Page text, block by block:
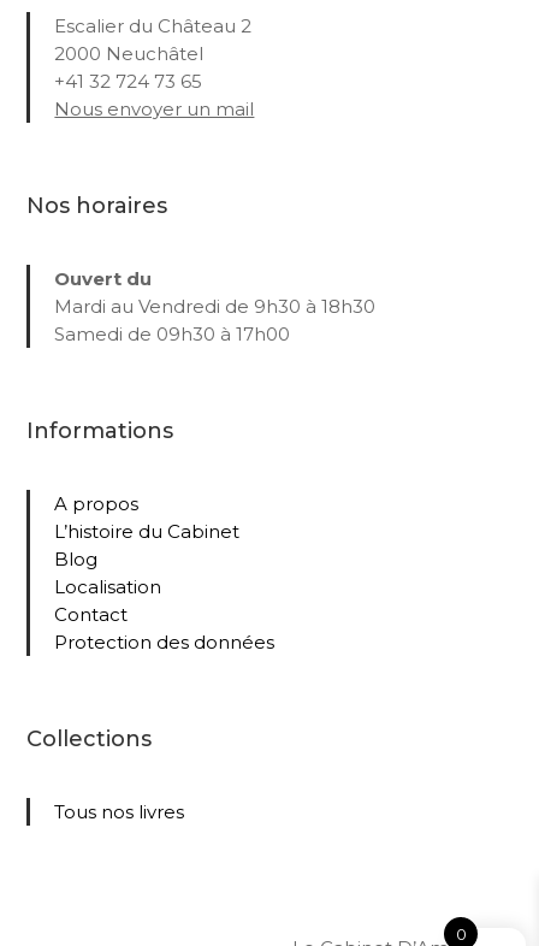
Escalier du Château 2
2000 Neuchâtel
+41 32 724 73 65
Nous envoyer un mail
Nos horaires
Ouvert du
Mardi au Vendredi de 9h30 à 18h30
Samedi de 09h30 à 17h00
Informations
A propos
L’histoire du Cabinet
Blog
Localisation
Contact
Protection des données
Collections
Tous nos livres
0